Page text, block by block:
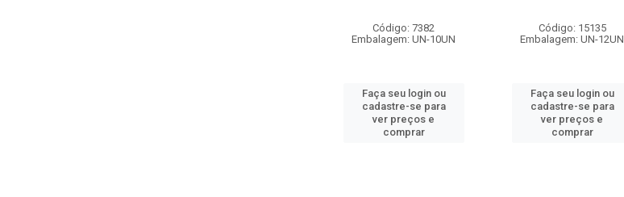
Código: 7382
Embalagem: UN-10UN
Faça seu login ou
cadastre-se para
ver preços e
comprar
Código: 15135
Embalagem: UN-12UN
Faça seu login ou
cadastre-se para
ver preços e
comprar